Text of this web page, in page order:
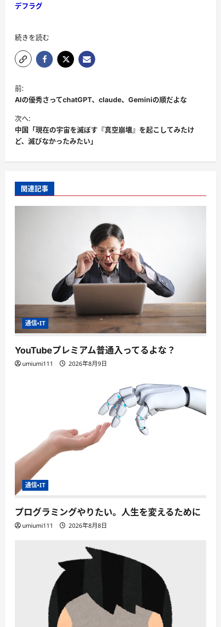
デフラグ
続きを読む
前:
AIの優秀さってchatGPT、claude、Geminiの順だよな
次へ:
中国「現在の宇宙を滅ぼす『真空崩壊』を起こしてみたけ
ど、滅びなかったみたい」
関連記事
通信・IT
YouTubeプレミアム普通入ってるよな？
umiumi111 2026年8月9日
通信・IT
プログラミングやりたい。人生を変えるために
umiumi111 2026年8月8日